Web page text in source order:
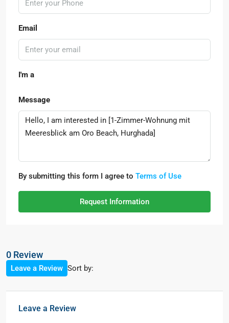
Email
I'm a
Message
By submitting this form I agree to Terms of Use
Request Information
0 Review
Sort by:
Leave a Review
Leave a Review